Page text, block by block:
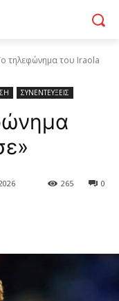
τηλεφώνημα του Iraola
ΣΥΝΕΝΤΕΥΞΕΙΣ
0
265